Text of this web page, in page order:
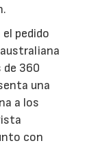
pedido
de 360
una
a los
con